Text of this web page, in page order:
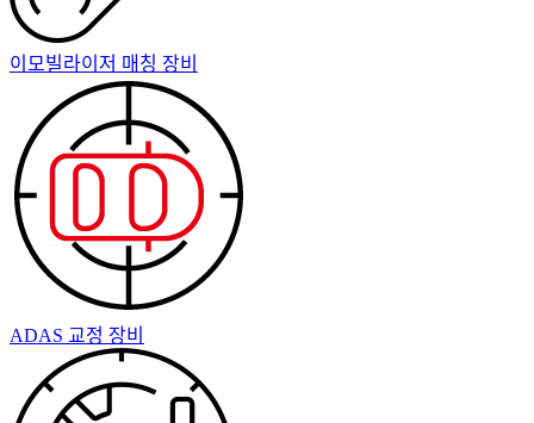
이모빌라이저 매칭 장비
ADAS 교정 장비